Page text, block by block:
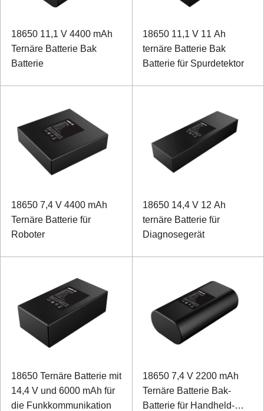
18650 11,1 V 4400 mAh
Ternäre Batterie Bak
Batterie
18650 11,1 V 11 Ah
ternäre Batterie Bak
Batterie für Spurdetektor
18650 7,4 V 4400 mAh
Ternäre Batterie für
Roboter
18650 14,4 V 12 Ah
ternäre Batterie für
Diagnosegerät
18650 Ternäre Batterie mit
14,4 V und 6000 mAh für
die Funkkommunikation
18650 7,4 V 2200 mAh
Ternäre Batterie Bak-
Batterie für Handheld-